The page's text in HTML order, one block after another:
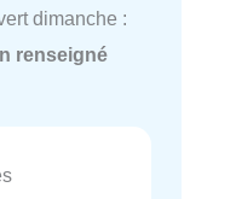
dimanche :
renseigné